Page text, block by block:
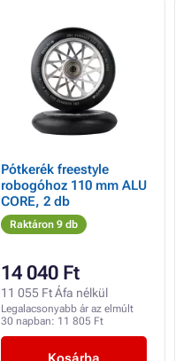
Pótkerék freestyle
robogóhoz 110 mm ALU
CORE, 2 db
Raktáron 9 db
14 040 Ft
11 055 Ft Áfa nélkül
Legalacsonyabb ár az elmúlt
30 napban: 11 805 Ft